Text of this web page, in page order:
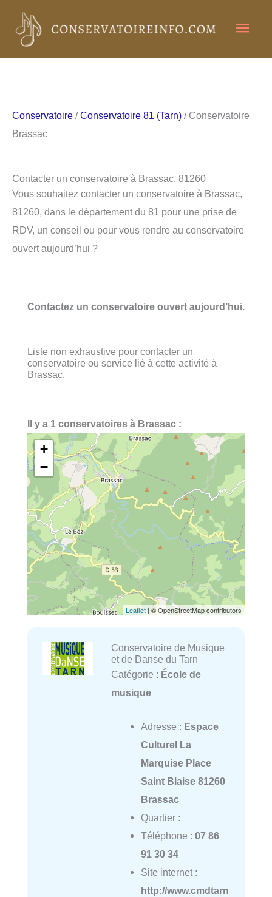
contenu
Conservatoire /Conservatoire 81 (Tarn) / Conservatoire
Brassac
Contacter un conservatoire à Brassac, 81260
Vous souhaitez contacter un conservatoire à Brassac,
81260, dans le département du 81 pour une prise de
RDV, un conseil ou pour vous rendre au conservatoire
ouvert aujourd’hui ?
Contactez un conservatoire ouvert aujourd’hui.
Liste non exhaustive pour contacter un
conservatoire ou service lié à cette activité à
Brassac.
Il y a 1 conservatoires à Brassac :
+
−
Leaflet | © OpenStreetMap contributors
Conservatoire de Musique
et de Danse du Tarn
Catégorie : École de
musique
Adresse : Espace
Culturel La
Marquise Place
Saint Blaise 81260
Brassac
Quartier :
Téléphone : 07 86
91 30 34
Site internet :
http://www.cmdtarn